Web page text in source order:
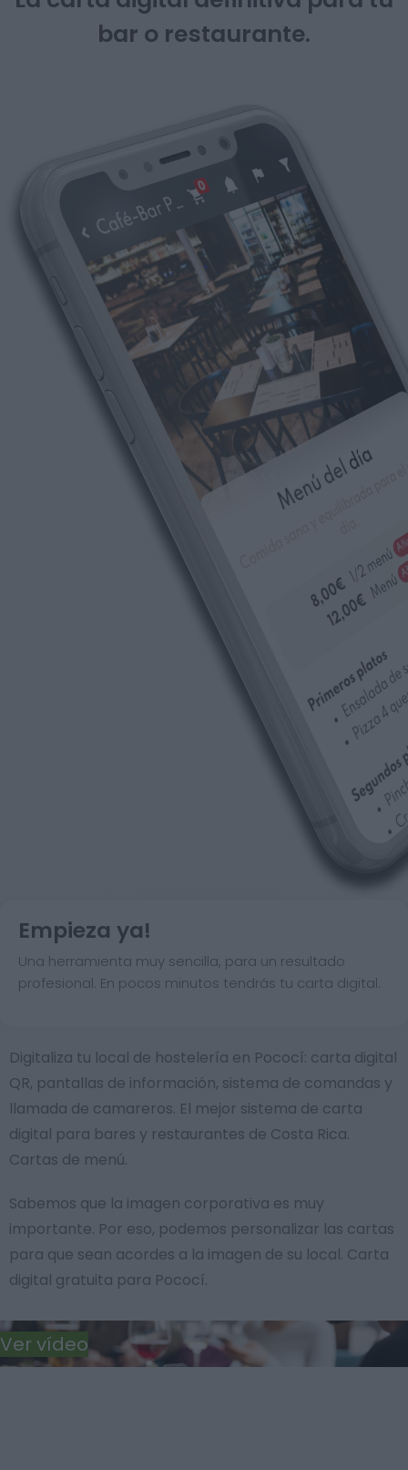
bar o restaurante.
Empieza ya!
Una herramienta muy sencilla, para un resultado
profesional. En pocos minutos tendrás tu carta digital.
Digitaliza tu local de hostelería en Pococí: carta digital
QR, pantallas de información, sistema de comandas y
llamada de camareros. El mejor sistema de carta
digital para bares y restaurantes de Costa Rica.
Cartas de menú.
Sabemos que la imagen corporativa es muy
importante. Por eso, podemos personalizar las cartas
para que sean acordes a la imagen de su local. Carta
digital gratuita para Pococí.
Ver vídeo